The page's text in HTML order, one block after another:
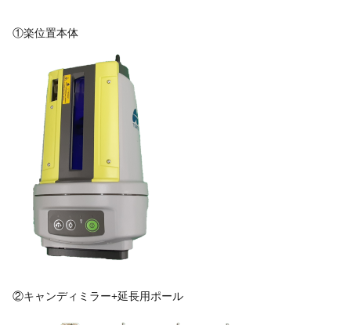
①楽位置本体
②キャンディミラー+延長用ポール